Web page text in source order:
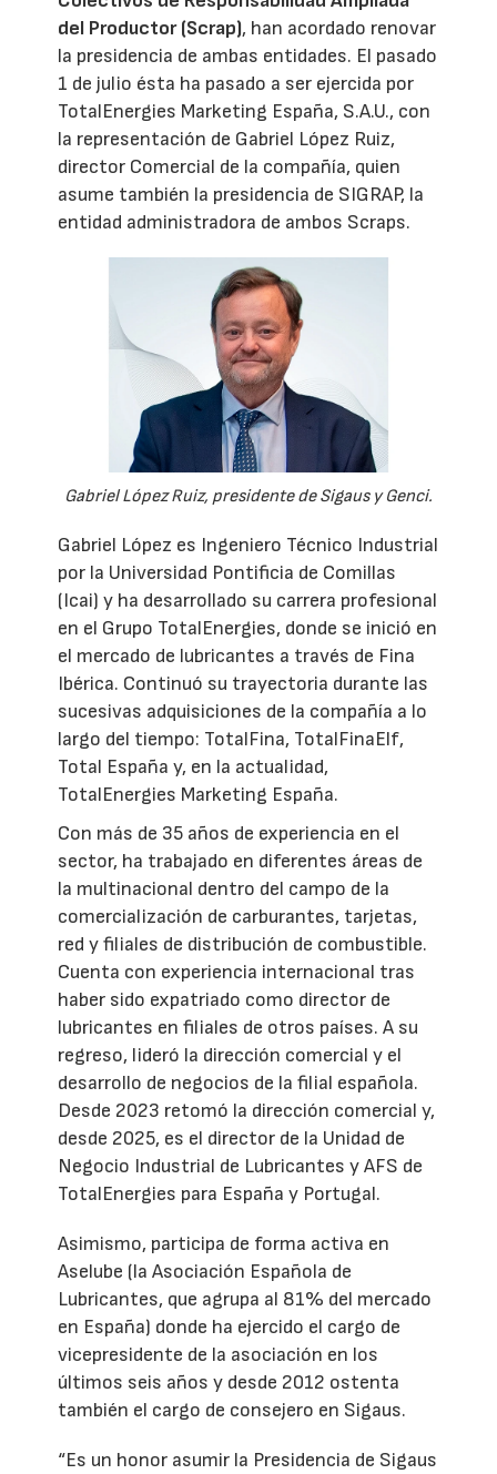
del Productor (Scrap), han acordado renovar
la presidencia de ambas entidades. El pasado
1 de julio ésta ha pasado a ser ejercida por
TotalEnergies Marketing España, S.A.U., con
la representación de Gabriel López Ruiz,
director Comercial de la compañía, quien
asume también la presidencia de SIGRAP, la
entidad administradora de ambos Scraps.
Gabriel López Ruiz, presidente de Sigaus y Genci.
Gabriel López es Ingeniero Técnico Industrial
por la Universidad Pontificia de Comillas
(Icai) y ha desarrollado su carrera profesional
en el Grupo TotalEnergies, donde se inició en
el mercado de lubricantes a través de Fina
Ibérica. Continuó su trayectoria durante las
sucesivas adquisiciones de la compañía a lo
largo del tiempo: TotalFina, TotalFinaElf,
Total España y, en la actualidad,
TotalEnergies Marketing España.
Con más de 35 años de experiencia en el
sector, ha trabajado en diferentes áreas de
la multinacional dentro del campo de la
comercialización de carburantes, tarjetas,
red y filiales de distribución de combustible.
Cuenta con experiencia internacional tras
haber sido expatriado como director de
lubricantes en filiales de otros países. A su
regreso, lideró la dirección comercial y el
desarrollo de negocios de la filial española.
Desde 2023 retomó la dirección comercial y,
desde 2025, es el director de la Unidad de
Negocio Industrial de Lubricantes y AFS de
TotalEnergies para España y Portugal.
Asimismo, participa de forma activa en
Aselube (la Asociación Española de
Lubricantes, que agrupa al 81% del mercado
en España) donde ha ejercido el cargo de
vicepresidente de la asociación en los
últimos seis años y desde 2012 ostenta
también el cargo de consejero en Sigaus.
“Es un honor asumir la Presidencia de Sigaus